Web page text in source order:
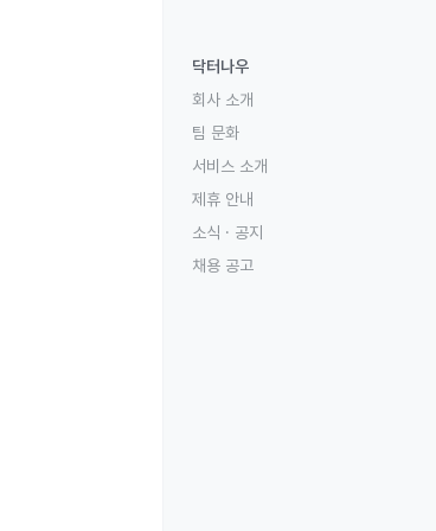
닥터나우
회사 소개
팀 문화
서비스 소개
제휴 안내
소식 · 공지
채용 공고